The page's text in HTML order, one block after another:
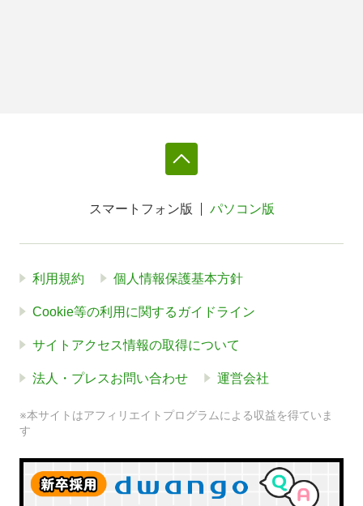
スマートフォン版 パソコン版
利用規約 個人情報保護基本方針
Cookie等の利用に関するガイドライン
サイトアクセス情報の取得について
法人・プレスお問い合わせ 運営会社
※本サイトはアフィリエイトプログラムによる収益を得ていま
す